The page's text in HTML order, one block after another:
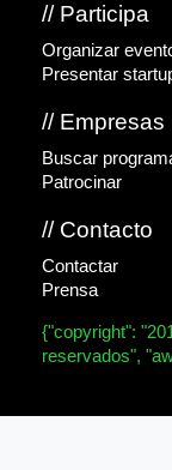
// Participa
Organizar
Presentar
// Empresas
Buscar
Patrocinar
// Contacto
Contactar
Prensa
{"copyright":
reservados",